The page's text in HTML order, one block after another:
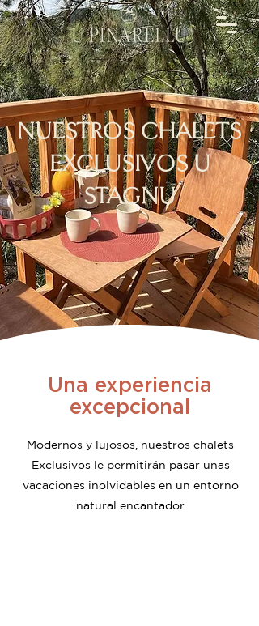
NUESTROS CHALETS
EXCLUSIVOS U
STAGNU
Una experiencia
excepcional
Modernos y lujosos, nuestros chalets
Exclusivos le permitirán pasar unas
vacaciones inolvidables en un entorno
natural encantador.